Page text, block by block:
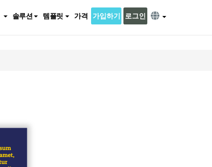
솔루션 템플릿 가격 가입하기 로그인